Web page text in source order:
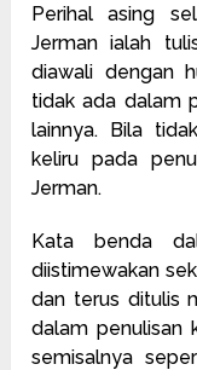
Perihal asing
Jerman ialah
diawali dengan
tidak ada dalam
lainnya. Bila
keliru pada
Jerman.
Kata benda
diistimewakan
dan terus ditulis
dalam penulisan
semisalnya